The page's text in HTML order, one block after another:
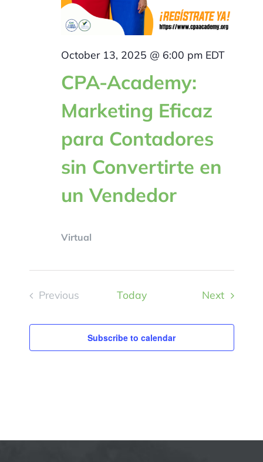
October 13, 2025 @ 6:00 pm EDT
CPA-Academy:
Marketing Eficaz
para Contadores
sin Convertirte en
un Vendedor
Virtual
Previous
Today NextEvents
Subscribe to calendar